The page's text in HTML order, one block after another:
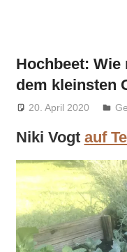
Hochbeet:
dem kleinsten
20. April 2020
Niki Vogt auf